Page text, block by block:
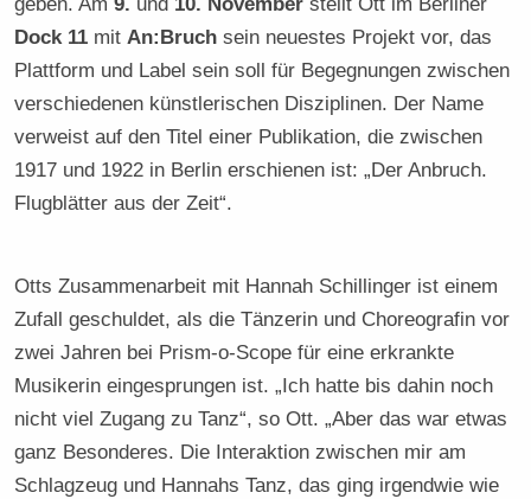
Dock 11 mit An:Bruch sein neuestes Projekt vor, das
Plattform und Label sein soll für Begegnungen zwischen
verschiedenen künstlerischen Disziplinen. Der Name
verweist auf den Titel einer Publikation, die zwischen
1917 und 1922 in Berlin erschienen ist: „Der Anbruch.
Flugblätter aus der Zeit“.
Otts Zusammenarbeit mit Hannah Schillinger ist einem
Zufall geschuldet, als die Tänzerin und Choreografin vor
zwei Jahren bei Prism-o-Scope für eine erkrankte
Musikerin eingesprungen ist. „Ich hatte bis dahin noch
nicht viel Zugang zu Tanz“, so Ott. „Aber das war etwas
ganz Besonderes. Die Interaktion zwischen mir am
Schlagzeug und Hannahs Tanz, das ging irgendwie wie